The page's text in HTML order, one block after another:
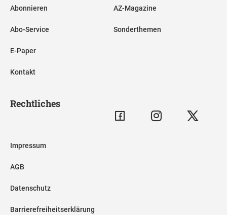
Abonnieren
Abo-Service
E-Paper
Kontakt
AZ-Magazine
Sonderthemen
Rechtliches
Impressum
AGB
Datenschutz
Barrierefreiheitserklärung